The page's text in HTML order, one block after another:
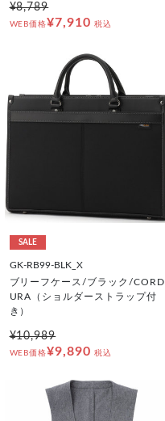
¥8,789
WEB価格¥7,910 税込
SALE
GK-RB99-BLK_X
ブリーフケース/ブラック/CORD
URA（ショルダーストラップ付
き）
¥10,989
WEB価格¥9,890 税込